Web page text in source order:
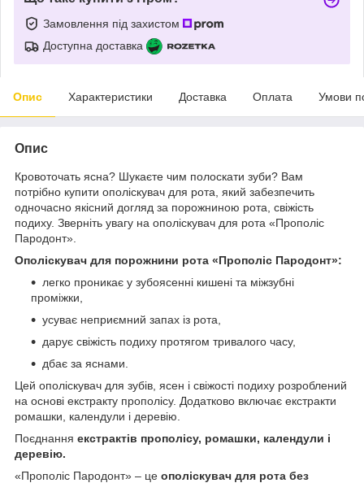
Замовлення під захистом
Доступна доставка
Опис Характеристики Доставка Оплата Умови
Опис
Кровоточать ясна? Шукаєте чим полоскати зуби? Вам
потрібно купити ополіскувач для рота, який забезпечить
одночасно якісний догляд за порожниною рота, свіжість
подиху. Зверніть увагу на ополіскувач для рота «Прополіс
Пародонт».
Ополіскувач для порожнини рота «Прополіс Пародонт»:
легко проникає у зубоясенні кишені та міжзубні
проміжки,
усуває неприємний запах із рота,
дарує свіжість подиху протягом тривалого часу,
дбає за яснами.
Цей ополіскувач для зубів, ясен і свіжості подиху розроблений
на основі екстракту прополісу. Додатково включає екстракти
ромашки, календули і деревію.
Поєднання екстрактів прополісу, ромашки, календули і
деревію.
«Прополіс Пародонт» – це ополіскувач для рота без